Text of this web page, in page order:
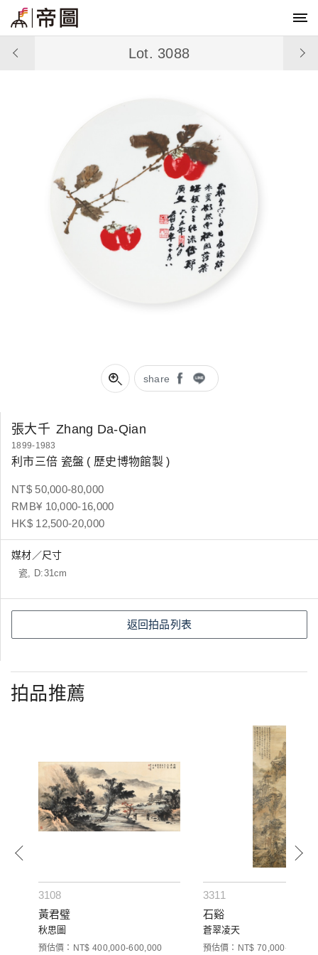
share
Lot. 3088
張大千 Zhang Da-Qian
1899-1983
利市三倍 瓷盤 ( 歷史博物館製 )
NT$ 50,000-80,000
RMB¥ 10,000-16,000
HK$ 12,500-20,000
媒材／尺寸
瓷, D:31cm
返回拍品列表
拍品推薦
3108
黃君璧
秋思圖
預估價：NT$ 400,000-600,000
3311
石谿
蒼翠凌天
預估價：NT$ 70,000-